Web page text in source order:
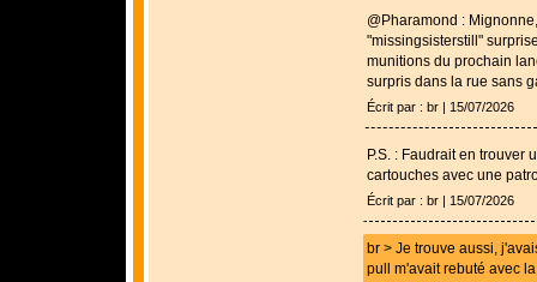
@Pharamond :
"missingsisterstill"
munitions du prochain
surpris dans la rue sans
Écrit par : br | 15/07/2026
P.S. : Faudrait en trouver
cartouches avec une
Écrit par : br | 15/07/2026
br > Je trouve aussi,
pull m'avait rebuté avec